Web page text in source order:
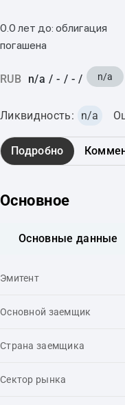
0.0 лет до: облигация
погашена
RUB n/a / - / - / n/a
Ликвидность: n/a
Подробно
Основное
Основные данные
Эмитент
Основной заемщик
Страна заемщика
Сектор рынка